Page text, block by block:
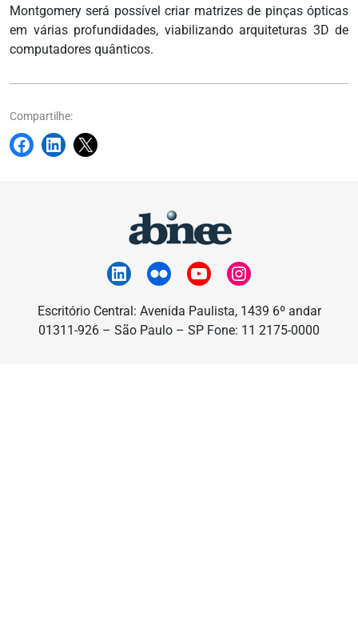
Montgomery será possível criar matrizes de pinças ópticas
em várias profundidades, viabilizando arquiteturas 3D de
computadores quânticos.
Compartilhe:
Escritório Central: Avenida Paulista, 1439 6º andar
01311-926 – São Paulo – SP Fone: 11 2175-0000